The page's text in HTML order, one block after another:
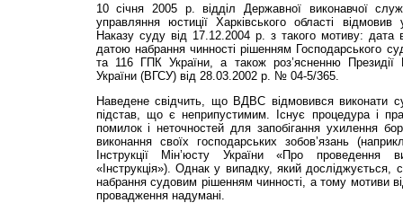
10 січня 2005 р. відділ Державної виконавчої
управляння юстиції Харківського області
Наказу суду від 17.12.2004 р. з такого мотиву: дата
датою набрання чинності рішенням Господарського
та 116 ГПК України, а також роз’ясненню Президії
України (ВГСУ) від 28.03.2002 р. № 04-5/365.
Наведене свідчить, що ВДВС відмовився виконати
підстав, що є неприпустимим. Існує процедура і
помилок і неточностей для запобігання ухилення
виконання своїх господарських зобов’язань
Інструкції Мін’юсту України «Про
«Інструкція»). Однак у випадку, який досліджується,
набрання судовим рішенням чинності, а тому мотиви
провадження надумані.